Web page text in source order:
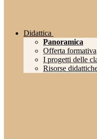
Didattica
Panoramica
Offerta formativa
I progetti delle
Risorse